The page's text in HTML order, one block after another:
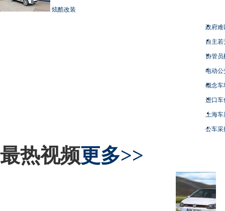
炫酷改装
政府难
自主
协管员
电动
概念车
进口车
上海
公车采
最热视频更多>>